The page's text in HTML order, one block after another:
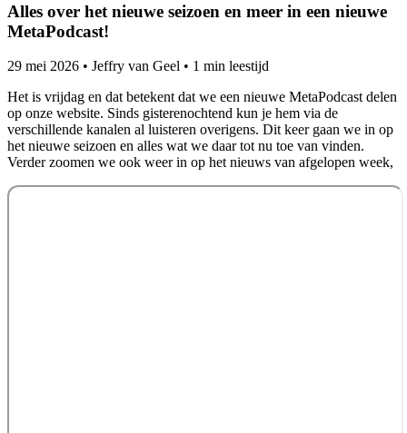
Alles over het nieuwe seizoen en meer in een nieuwe
MetaPodcast!
29 mei 2026 • Jeffry van Geel • 1 min leestijd
Het is vrijdag en dat betekent dat we een nieuwe MetaPodcast delen
op onze website. Sinds gisterenochtend kun je hem via de
verschillende kanalen al luisteren overigens. Dit keer gaan we in op
het nieuwe seizoen en alles wat we daar tot nu toe van vinden.
Verder zoomen we ook weer in op het nieuws van afgelopen week,